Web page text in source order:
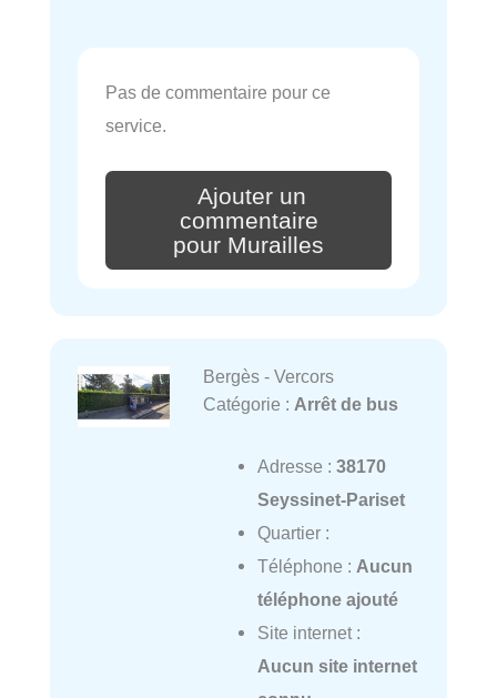
Pas de commentaire pour ce
service.
Ajouter un
commentaire
pour Murailles
Bergès - Vercors
Catégorie : Arrêt de bus
Adresse : 38170
Seyssinet-Pariset
Quartier :
Téléphone : Aucun
téléphone ajouté
Site internet :
Aucun site internet